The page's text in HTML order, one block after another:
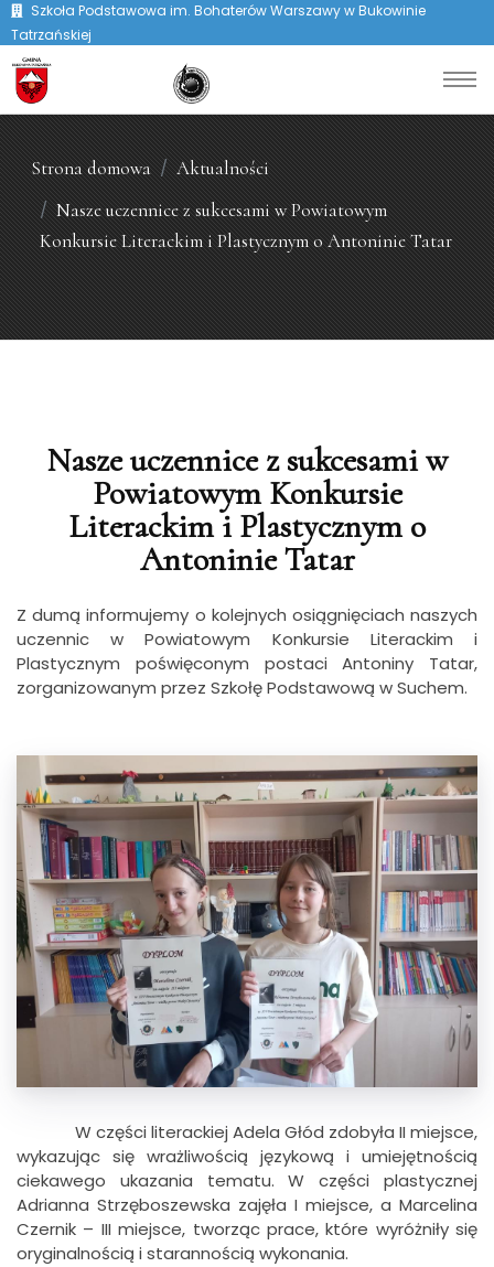
Szkoła Podstawowa im. Bohaterów Warszawy w Bukowinie
Tatrzańskiej
Strona domowa
Aktualności
Nasze uczennice z sukcesami w Powiatowym
Konkursie Literackim i Plastycznym o Antoninie Tatar
Nasze uczennice z sukcesami w
Powiatowym Konkursie
Literackim i Plastycznym o
Antoninie Tatar
Z dumą informujemy o kolejnych osiągnięciach naszych
uczennic w Powiatowym Konkursie Literackim i
Plastycznym poświęconym postaci Antoniny Tatar,
zorganizowanym przez Szkołę Podstawową w Suchem.
W części literackiej Adela Głód zdobyła II miejsce,
wykazując się wrażliwością językową i umiejętnością
ciekawego ukazania tematu. W części plastycznej
Adrianna Strzęboszewska zajęła I miejsce, a Marcelina
Czernik – III miejsce, tworząc prace, które wyróżniły się
oryginalnością i starannością wykonania.